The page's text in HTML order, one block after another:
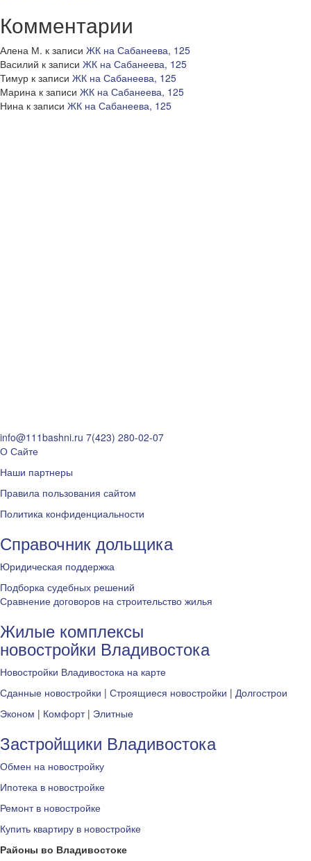
Комментарии
Алена М. к записи ЖК на Сабанеева, 125
Василий к записи ЖК на Сабанеева, 125
Тимур к записи ЖК на Сабанеева, 125
Марина к записи ЖК на Сабанеева, 125
Нина к записи ЖК на Сабанеева, 125
info@111bashni.ru 7(423) 280-02-07
О Сайте
Наши партнеры
Правила пользования сайтом
Политика конфиденциальности
Справочник дольщика
Юридическая поддержка
Подборка судебных решений
Сравнение договоров на строительство жилья
Жилые комплексы
новостройки Владивостока
Новостройки Владивостока на карте
Сданные новостройки | Строящиеся новостройки | Долгострои
Эконом | Комфорт| Элитные
Застройщики Владивостока
Обмен на новостройку
Ипотека в новостройке
Ремонт в новостройке
Купить квартиру в новостройке
Районы во Владивостоке